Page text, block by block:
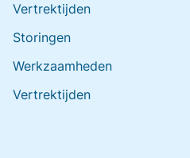
Vertrektijden
Storingen
Werkzaamheden
Vertrektijden